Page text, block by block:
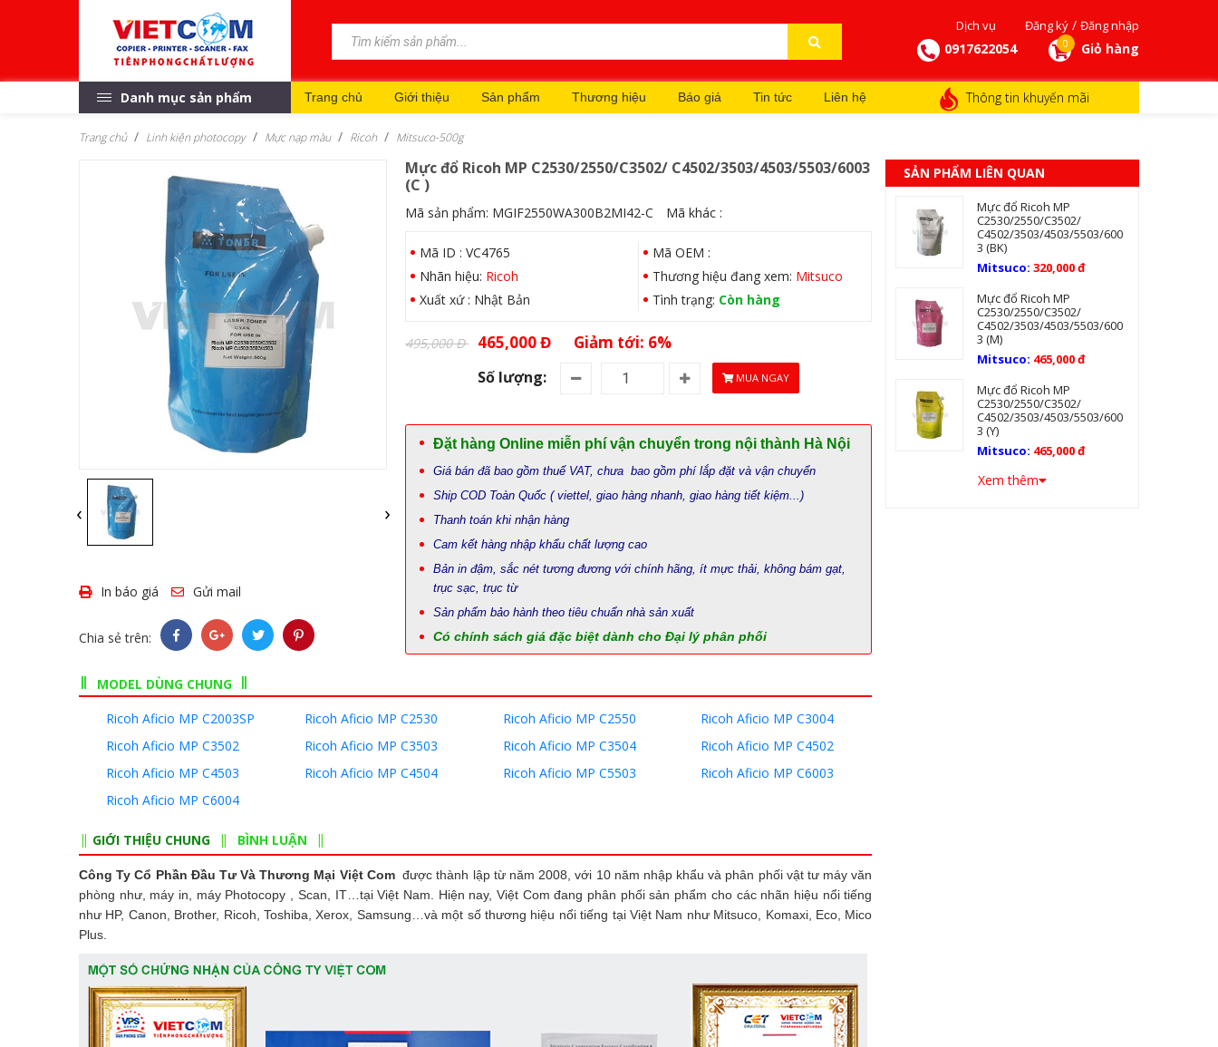
Dịch vụ Đăng ký / Đăng nhập
0917622054 0 Giỏ hàng
Danh mục sản phẩm Trang chủ Giới thiệu Sản phẩm Thương hiệu Báo giá Tin tức Liên hệ Thông tin khuyến mãi
Trang chủ Linh kiện photocopy Mực nạp màu Ricoh Mitsuco-500g
‹ ›
In báo giá Gửi mail
Chia sẻ trên:
Mực đổ Ricoh MP C2530/2550/C3502/ C4502/3503/4503/5503/6003
(C )
Mã sản phẩm: MGIF2550WA300B2MI42-C Mã khác :
Mã ID : VC4765
Mã OEM :
Nhãn hiệu: Ricoh Thương hiệu đang xem: Mitsuco
Xuất xứ : Nhật Bản
Tình trạng: Còn hàng
495,000 Đ 465,000 Đ Giảm tới: 6%
Số lượng: MUA NGAY
Đặt hàng Online miễn phí vận chuyển trong nội thành Hà Nội
Giá bán đã bao gồm thuế VAT, chưa bao gồm phí lắp đặt và vận chuyển
Ship COD Toàn Quốc ( viettel, giao hàng nhanh, giao hàng tiết kiệm...)
Thanh toán khi nhận hàng
Cam kết hàng nhập khẩu chất lượng cao
Bản in đậm, sắc nét tương đương với chính hãng, ít mực thải, không bám gạt,
trục sạc, trục từ
Sản phẩm bảo hành theo tiêu chuẩn nhà sản xuất
Có chính sách giá đặc biệt dành cho Đại lý phân phối
MODEL DÙNG CHUNG
Ricoh Aficio MP C2003SP
Ricoh Aficio MP C2530 Ricoh Aficio MP C2550
Ricoh Aficio MP C3004
Ricoh Aficio MP C3502
Ricoh Aficio MP C3503 Ricoh Aficio MP C3504
Ricoh Aficio MP C4502
Ricoh Aficio MP C4503
Ricoh Aficio MP C4504 Ricoh Aficio MP C5503
Ricoh Aficio MP C6003
Ricoh Aficio MP C6004
GIỚI THIỆU CHUNG BÌNH LUẬN
Công Ty Cổ Phần Đầu Tư Và Thương Mại Việt Comđược thành lập từ năm 2008, với 10 năm nhập khẩu và phân phối vật tư máy văn
phòng như, máy in, máy Photocopy , Scan, IT…tại Việt Nam. Hiện nay, Việt Com đang phân phối sản phẩm cho các nhãn hiệu nổi tiếng
như HP, Canon, Brother, Ricoh, Toshiba, Xerox, Samsung…và một số thương hiệu nổi tiếng tại Việt Nam như Mitsuco, Komaxi, Eco, Mico
Plus.
SẢN PHẨM LIÊN QUAN
Mực đổ Ricoh MP
C2530/2550/C3502/
C4502/3503/4503/5503/600
3 (BK)
Mitsuco:320,000 đ
Mực đổ Ricoh MP
C2530/2550/C3502/
C4502/3503/4503/5503/600
3 (M)
Mitsuco: 465,000 đ
Mực đổ Ricoh MP
C2530/2550/C3502/
C4502/3503/4503/5503/600
3 (Y)
Mitsuco: 465,000 đ
Xem thêm